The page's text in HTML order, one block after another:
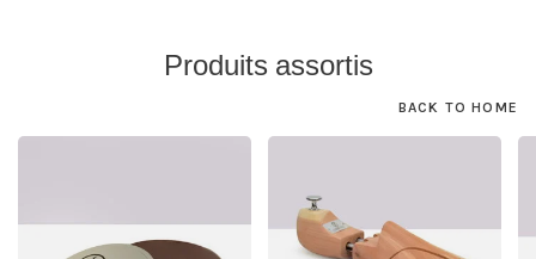
Produits assortis
BACK TO HOME